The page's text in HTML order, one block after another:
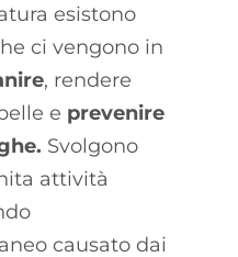
esistono
ci vengono in
, rendere
e prevenire
Svolgono
attività
causato dai